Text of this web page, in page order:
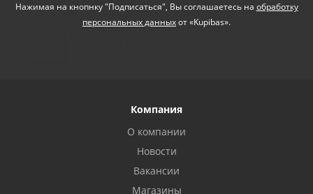
Нажимая на кнопнку "Подписаться", Вы соглашаетесь на обработку
персональных данныхот «Kupibas».
Компания
О компании
Новости
Вакансии
Магазины